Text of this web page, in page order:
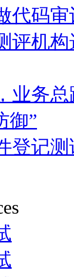
代码
评机
业务
御”
登记